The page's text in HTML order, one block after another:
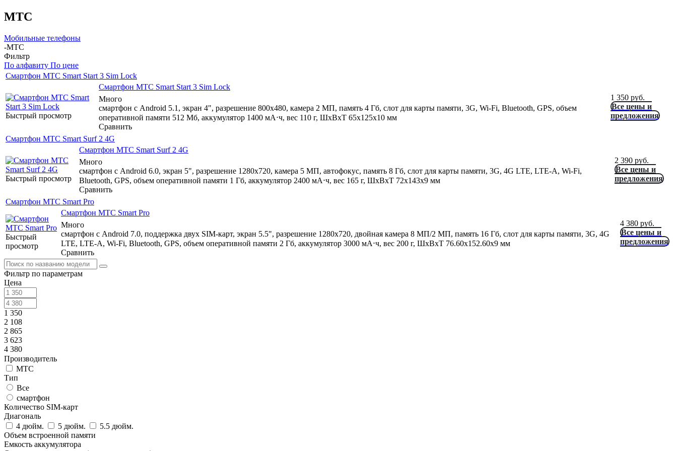
МТС
Мобильные телефоны
-МТС
Фильтр
По алфавиту По цене
Смартфон МТС Smart Start 3 Sim Lock
Быстрый просмотр
Смартфон МТС Smart Start 3 Sim Lock
Много
смартфон с Android 5.1, экран 4", разрешение 800x480, камера 2 МП, память 4 Гб, слот для карты памяти, 3G, Wi-Fi, Bluetooth, GPS, объем
оперативной памяти 512 Мб, аккумулятор 1400 мА⋅ч, вес 110 г, ШxВxТ 65x125x10 мм
Сравнить
1 350 руб.
Все цены и
предложения
Смартфон МТС Smart Surf 2 4G
Быстрый просмотр
Смартфон МТС Smart Surf 2 4G
Много
смартфон с Android 6.0, экран 5", разрешение 1280x720, камера 5 МП, автофокус, память 8 Гб, слот для карты памяти, 3G, 4G LTE, LTE-A, Wi-Fi,
Bluetooth, GPS, объем оперативной памяти 1 Гб, аккумулятор 2400 мА⋅ч, вес 165 г, ШxВxТ 72x143x9 мм
Сравнить
2 390 руб.
Все цены и
предложения
Смартфон МТС Smart Pro
Быстрый
просмотр
Смартфон МТС Smart Pro
Много
смартфон с Android 7.0, поддержка двух SIM-карт, экран 5.5", разрешение 1280x720, двойная камера 8 МП/2 МП, память 16 Гб, слот для карты памяти, 3G, 4G
LTE, LTE-A, Wi-Fi, Bluetooth, GPS, объем оперативной памяти 2 Гб, аккумулятор 3000 мА⋅ч, вес 200 г, ШxВxТ 76.60x152.60x9 мм
Сравнить
4 380 руб.
Все цены и
предложения
Фильтр по параметрам
Цена
1 350
2 108
2 865
3 623
4 380
Производитель
МТС
Тип
Все
смартфон
Количество SIM-карт
Диагональ
4 дюйм.
5 дюйм.
5.5 дюйм.
Объем встроенной памяти
Емкость аккумулятора